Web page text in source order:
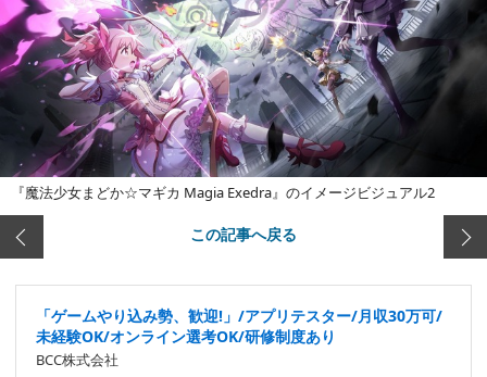
『魔法少女まどか☆マギカ Magia Exedra』のイメージビジュアル2
この記事へ戻る
「ゲームやり込み勢、歓迎!」/アプリテスター/月収30万可/
未経験OK/オンライン選考OK/研修制度あり
BCC株式会社